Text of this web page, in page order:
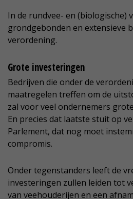
In de rundvee- en (biologische)
grondgebonden en extensieve
verordening.
Grote investeringen
Bedrijven die onder de
maatregelen treffen om de
zal voor veel ondernemers
En precies dat laatste stuit op
Parlement, dat nog moet
compromis.
Onder tegenstanders leeft de
investeringen zullen leiden tot
van veehouderijen en een